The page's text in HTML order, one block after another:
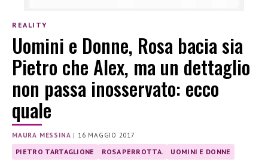
REALITY
Uomini e Donne, Rosa bacia sia
Pietro che Alex, ma un dettaglio
non passa inosservato: ecco
quale
MAURA MESSINA | 16 MAGGIO 2017
PIETRO TARTAGLIONE ROSA PERROTTA. UOMINI E DONNE